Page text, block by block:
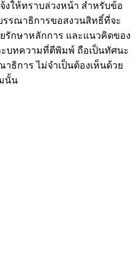
ให้ทราบล่วงหน้า สำหรับข้อ
รรณาธิการขอสงวนสิทธิ์ที่จะ
รักษาหลักการ และแนวคิดของ
บทความที่ตีพิมพ์ ถือเป็นทัศนะ
ธิการ ไม่จำเป็นต้องเห็นด้วย
นั้น